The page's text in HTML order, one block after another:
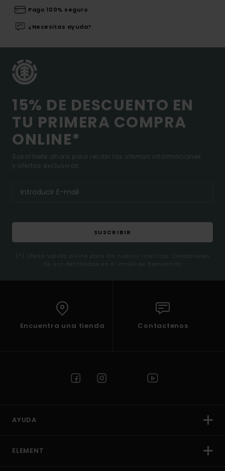
Pago 100% seguro
¿Necesitas ayuda?
15% DE DESCUENTO EN
TU PRIMERA COMPRA
ONLINE*
Suscríbete ahora para recibir las ultimas informaciones
y ofertas exclusivas.
SUSCRIBIR
(*) Oferta valida online para los nuevos inscritos. Condiciones
de uso detalladas en el email de bienvenida
Encuentra una tienda Contactenos
AYUDA
ELEMENT